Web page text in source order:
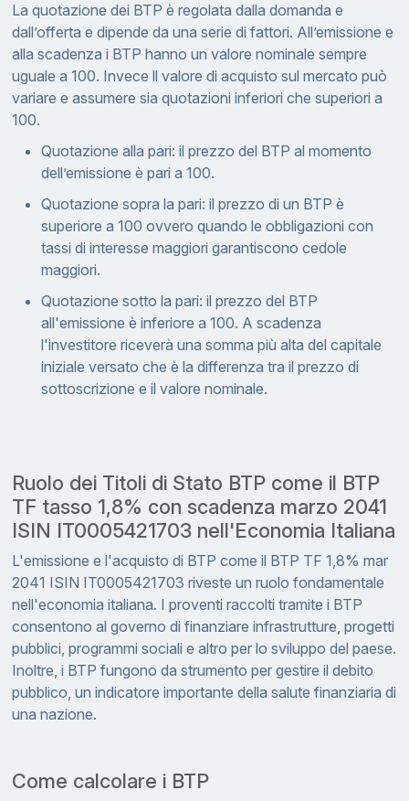
La quotazione dei BTP è regolata dalla domanda e
dall’offerta e dipende da una serie di fattori. All’emissione e
alla scadenza i BTP hanno un valore nominale sempre
uguale a 100. Invece ll valore di acquisto sul mercato può
variare e assumere sia quotazioni inferiori che superiori a
100.
Quotazione alla pari: il prezzo del BTP al momento
dell’emissione è pari a 100.
Quotazione sopra la pari: il prezzo di un BTP è
superiore a 100 ovvero quando le obbligazioni con
tassi di interesse maggiori garantiscono cedole
maggiori.
Quotazione sotto la pari: il prezzo del BTP
all'emissione è inferiore a 100. A scadenza
l'investitore riceverà una somma più alta del capitale
iniziale versato che è la differenza tra il prezzo di
sottoscrizione e il valore nominale.
Ruolo dei Titoli di Stato BTP come il BTP
TF tasso 1,8% con scadenza marzo 2041
ISIN IT0005421703 nell'Economia Italiana
L'emissione e l'acquisto di BTP come il BTP TF 1,8% mar
2041 ISIN IT0005421703 riveste un ruolo fondamentale
nell'economia italiana. I proventi raccolti tramite i BTP
consentono al governo di finanziare infrastrutture, progetti
pubblici, programmi sociali e altro per lo sviluppo del paese.
Inoltre, i BTP fungono da strumento per gestire il debito
pubblico, un indicatore importante della salute finanziaria di
una nazione.
Come calcolare i BTP